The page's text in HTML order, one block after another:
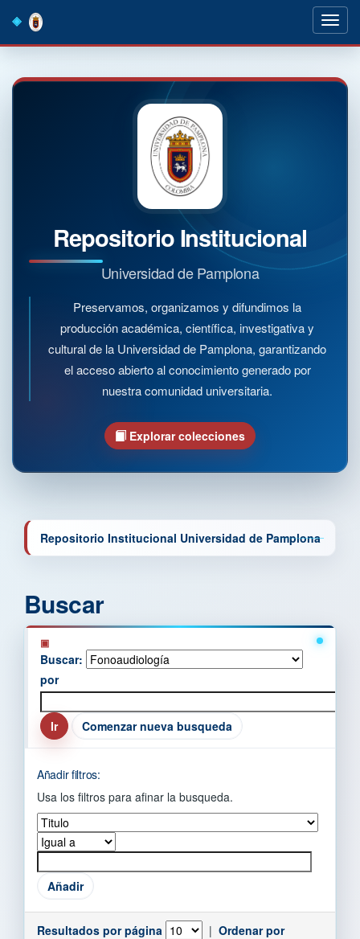
navigation
Repositorio Institucional
Universidad de Pamplona
Preservamos, organizamos y difundimos la
producción académica, científica, investigativa y
cultural de la Universidad de Pamplona, garantizando
el acceso abierto al conocimiento generado por
nuestra comunidad universitaria.
Explorar colecciones
Repositorio Institucional Universidad de Pamplona
Buscar
Buscar:
por
Comenzar nueva busqueda
Añadir filtros:
Usa los filtros para afinar la busqueda.
Resultados por página | Ordenar por